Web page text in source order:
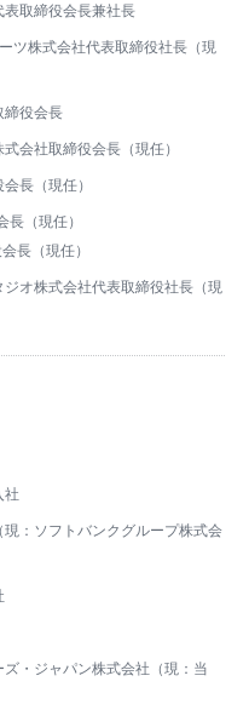
取締役会長兼社長
ツ株式会社代表取締役社長（現
締役会長
会社取締役会長（現任）
長（現任）
（現任）
長（現任）
オ株式会社代表取締役社長（現
社
：ソフトバンクグループ株式会
・ジャパン株式会社（現：当